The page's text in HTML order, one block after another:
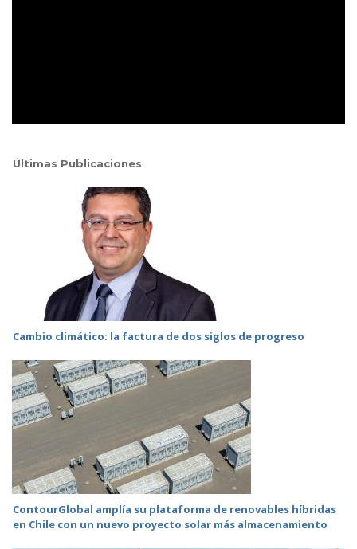
Últimas Publicaciones
Cambio climático: la factura de dos siglos de progreso
ContourGlobal amplía su plataforma de renovables híbridas
en Chile con un nuevo proyecto solar más almacenamiento